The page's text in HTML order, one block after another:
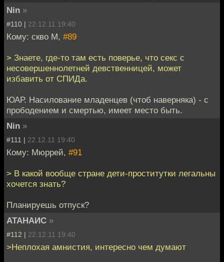
Nin »
#110 | 22.12.11 19:40
Кому: скво М, #89
> Знаете, где-то там есть поверье, что секс с
несовершеннолетней девственницей, может
избавить от СПИДа.
ЮАР. Насилование младенцев (чтоб наверняка) - с
прободением и смертью, имеет место быть.
Nin »
#111 | 22.12.11 19:40
Кому: Мюррей, #91
> В какой вообще стране дети-проститутки легальны
хочется знать?
Планируешь отпуск?
АТАНАИС »
#112 | 22.12.11 19:40
>Неплохая амнистия, интересно чем думают